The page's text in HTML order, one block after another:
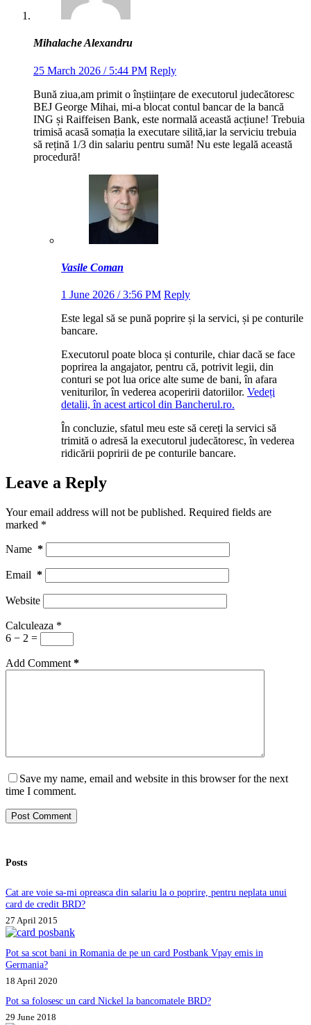
Mihalache Alexandru
25 March 2026 / 5:44 PM Reply
Bună ziua,am primit o înștiințare de executorul judecătoresc
BEJ George Mihai, mi-a blocat contul bancar de la bancă
ING și Raiffeisen Bank, este normală această acțiune! Trebuia
trimisă acasă somația la executare silită,iar la serviciu trebuia
să rețină 1/3 din salariu pentru sumă! Nu este legală această
procedură!
Vasile Coman
1 June 2026 / 3:56 PM Reply
Este legal să se pună poprire și la servici, și pe conturile
bancare.
Executorul poate bloca și conturile, chiar dacă se face
poprirea la angajator, pentru că, potrivit legii, din
conturi se pot lua orice alte sume de bani, în afara
veniturilor, în vederea acoperirii datoriilor. Vedeți
detalii, în acest articol din Bancherul.ro.
În concluzie, sfatul meu este să cereți la servici să
trimită o adresă la executorul judecătoresc, în vederea
ridicării popririi de pe conturile bancare.
Leave a Reply
Your email address will not be published. Required fields are
marked *
Name *
Email *
Website
Calculeaza *
6 − 2 =
Add Comment *
Save my name, email and website in this browser for the next
time I comment.
Post Comment
Posts
Cat are voie sa-mi opreasca din salariu la o poprire, pentru neplata unui
card de credit BRD?
27 April 2015
Pot sa scot bani in Romania de pe un card Postbank Vpay emis in
Germania?
18 April 2020
Pot sa folosesc un card Nickel la bancomatele BRD?
29 June 2018